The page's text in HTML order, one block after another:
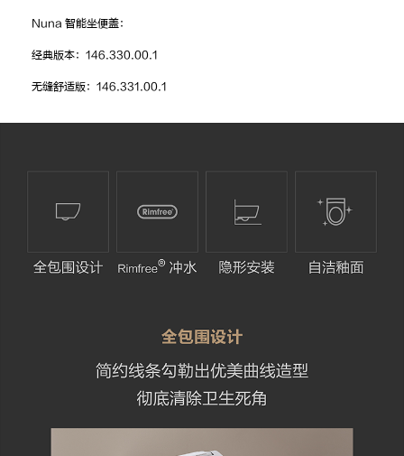
Nuna 智能坐便盖：
经典版本：146.330.00.1
无缝舒适版：146.331.00.1